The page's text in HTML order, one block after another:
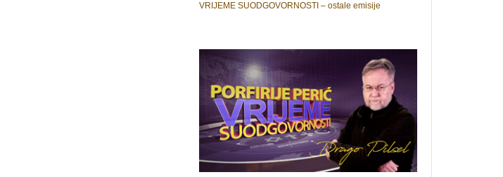
VRIJEME SUODGOVORNOSTI – ostale emisije